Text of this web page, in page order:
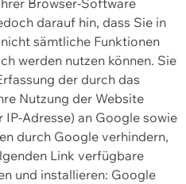
Browser-Software
darauf hin, dass Sie in
sämtliche Funktionen
werden nutzen können. Sie
der durch das
Nutzung der Website
Adresse) an Google sowie
durch Google verhindern,
Link verfügbare
und installieren: Google